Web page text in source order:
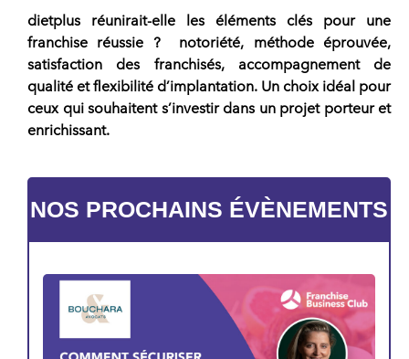
dietplus réunirait-elle les éléments clés pour une
franchise réussie ? notoriété, méthode éprouvée,
satisfaction des franchisés, accompagnement de
qualité et flexibilité d’implantation. Un choix idéal pour
ceux qui souhaitent s’investir dans un projet porteur et
enrichissant.
NOS PROCHAINS ÉVÈNEMENTS